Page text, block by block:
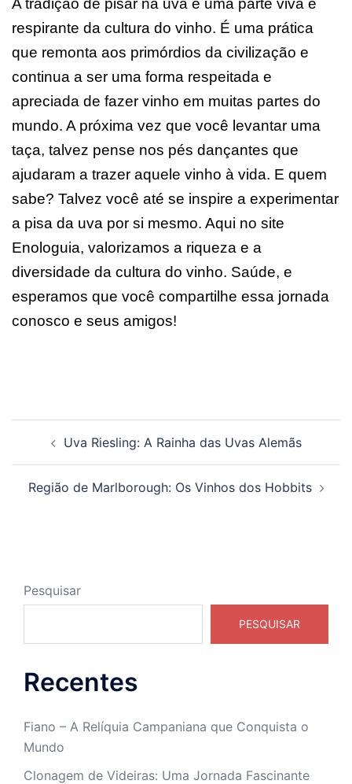
A tradição de pisar na uva é uma parte viva e
respirante da cultura do vinho. É uma prática
que remonta aos primórdios da civilização e
continua a ser uma forma respeitada e
apreciada de fazer vinho em muitas partes do
mundo. A próxima vez que você levantar uma
taça, talvez pense nos pés dançantes que
ajudaram a trazer aquele vinho à vida. E quem
sabe? Talvez você até se inspire a experimentar
a pisa da uva por si mesmo. Aqui no site
Enologuia, valorizamos a riqueza e a
diversidade da cultura do vinho. Saúde, e
esperamos que você compartilhe essa jornada
conosco e seus amigos!
Uva Riesling: A Rainha das Uvas Alemãs
Região de Marlborough: Os Vinhos dos Hobbits
Pesquisar
PESQUISAR
Recentes
Fiano – A Relíquia Campaniana que Conquista o
Mundo
Clonagem de Videiras: Uma Jornada Fascinante